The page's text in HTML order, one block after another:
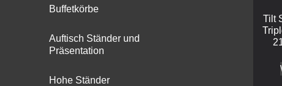
Buffetkörbe
Auftisch Ständer und
Präsentation
Hohe Ständer
Tilt